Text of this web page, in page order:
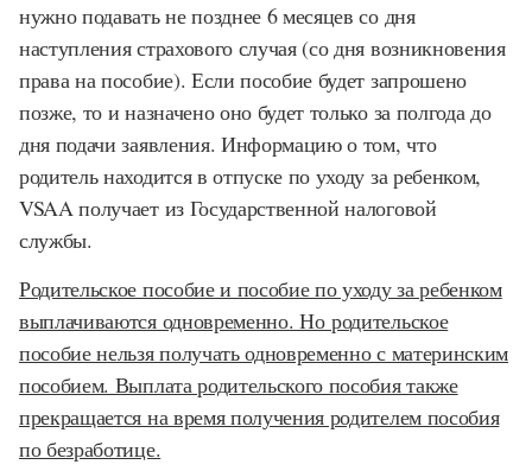
нужно подавать не позднее 6 месяцев со дня
наступления страхового случая (со дня возникновения
права на пособие). Если пособие будет запрошено
позже, то и назначено оно будет только за полгода до
дня подачи заявления. Информацию о том, что
родитель находится в отпуске по уходу за ребенком,
VSAA получает из Государственной налоговой
службы.
Родительское пособие и пособие по уходу за ребенком
выплачиваются одновременно. Но родительское
пособие нельзя получать одновременно с материнским
пособием. Выплата родительского пособия также
прекращается на время получения родителем пособия
по безработице.